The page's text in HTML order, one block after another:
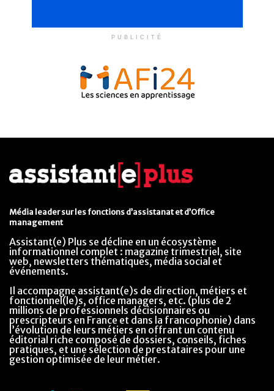
PUBLICITÉ
Média leader sur les fonctions d’assistanat et d’Office
management
Assistant(e) Plus se décline en un écosystème
informationnel complet : magazine trimestriel, site
web, newsletters thématiques, média social et
événements.
Il accompagne assistant(e)s de direction, métiers et
fonctionnel(le)s, office managers, etc. (plus de 2
millions de professionnels décisionnaires ou
prescripteurs en France et dans la francophonie) dans
l’évolution de leurs métiers en offrant un contenu
éditorial riche composé de dossiers, conseils, fiches
pratiques, et une sélection de prestataires pour une
gestion optimisée de leur métier.